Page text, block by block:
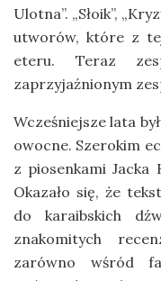
Ulotna”. „Słoik”,
utworów, które z
eteru. Teraz
zaprzyjaźnionym
Wcześniejsze lata
owocne. Szerokim
z piosenkami Jacka
Okazało się, że
do karaibskich
znakomitych
zarówno wśród